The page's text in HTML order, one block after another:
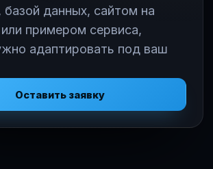
базой данных, сайтом на
примером сервиса,
адаптировать под ваш
Оставить заявку